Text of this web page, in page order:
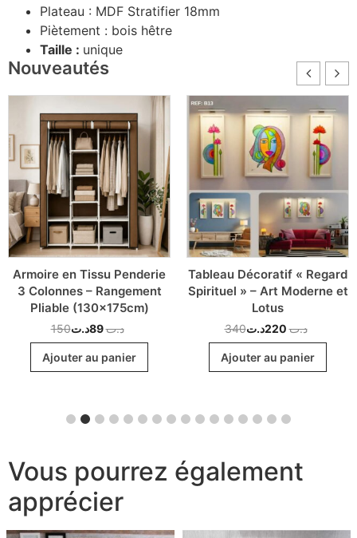
Plateau : MDF Stratifier 18mm
Piètement : bois hêtre
Taille : unique
Nouveautés
Armoire en Tissu Penderie
3 Colonnes – Rangement
Pliable (130x175cm)
150 د.ت89د.ت
Ajouter au panier
Tableau Décoratif « Regard
Spirituel » – Art Moderne et
Lotus
340 د.ت 220د.ت
Ajouter au panier
Vous pourrez également
apprécier